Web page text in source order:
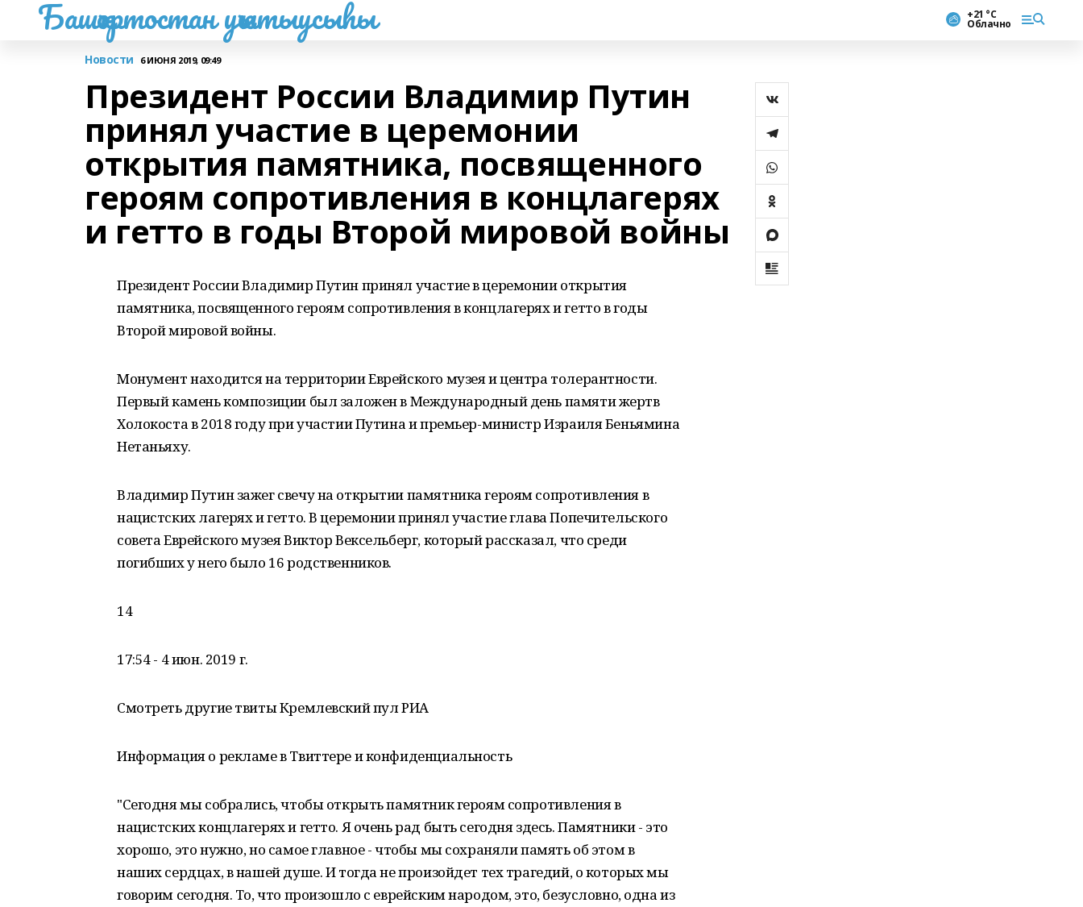
Башҡортостан уҡытыусыһы +21 °С
Облачно
Новости 6 ИЮНЯ 2019, 09:49
Президент России Владимир Путин
принял участие в церемонии
открытия памятника, посвященного
героям сопротивления в концлагерях
и гетто в годы Второй мировой войны
Президент России Владимир Путин принял участие в церемонии открытия
памятника, посвященного героям сопротивления в концлагерях и гетто в годы
Второй мировой войны.
Монумент находится на территории Еврейского музея и центра толерантности.
Первый камень композиции был заложен в Международный день памяти жертв
Холокоста в 2018 году при участии Путина и премьер-министр Израиля Беньямина
Нетаньяху.
Владимир Путин зажег свечу на открытии памятника героям сопротивления в
нацистских лагерях и гетто. В церемонии принял участие глава Попечительского
совета Еврейского музея Виктор Вексельберг, который рассказал, что среди
погибших у него было 16 родственников.
14
17:54 - 4 июн. 2019 г.
Смотреть другие твиты Кремлевский пул РИА
Информация о рекламе в Твиттере и конфиденциальность
"Сегодня мы собрались, чтобы открыть памятник героям сопротивления в
нацистских концлагерях и гетто. Я очень рад быть сегодня здесь. Памятники - это
хорошо, это нужно, но самое главное - чтобы мы сохраняли память об этом в
наших сердцах, в нашей душе. И тогда не произойдет тех трагедий, о которых мы
говорим сегодня. То, что произошло с еврейским народом, это, безусловно, одна из